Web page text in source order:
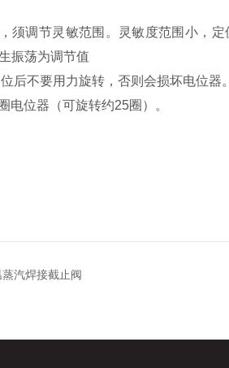
须调节灵敏范围。灵敏度范围小，
振荡为调节值
后不要用力旋转，否则会损坏电位器。
位器（可旋转约25圈）。
汽焊接截止阀